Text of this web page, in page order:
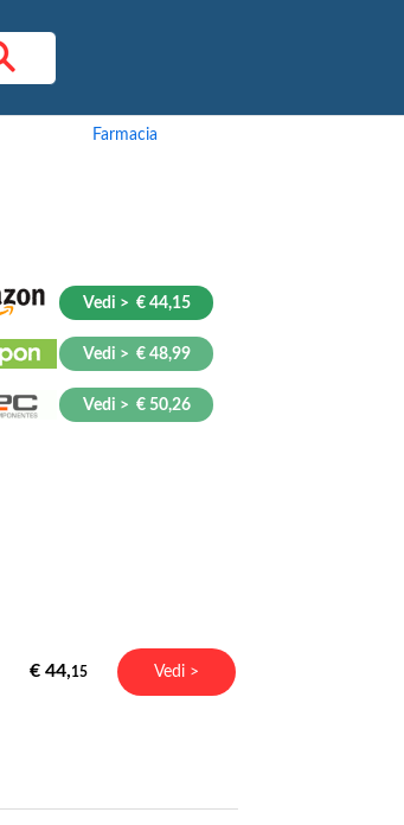
Farmacia
Vedi > € 44,15
Vedi > € 48,99
Vedi > € 50,26
€ 44,15 Vedi >